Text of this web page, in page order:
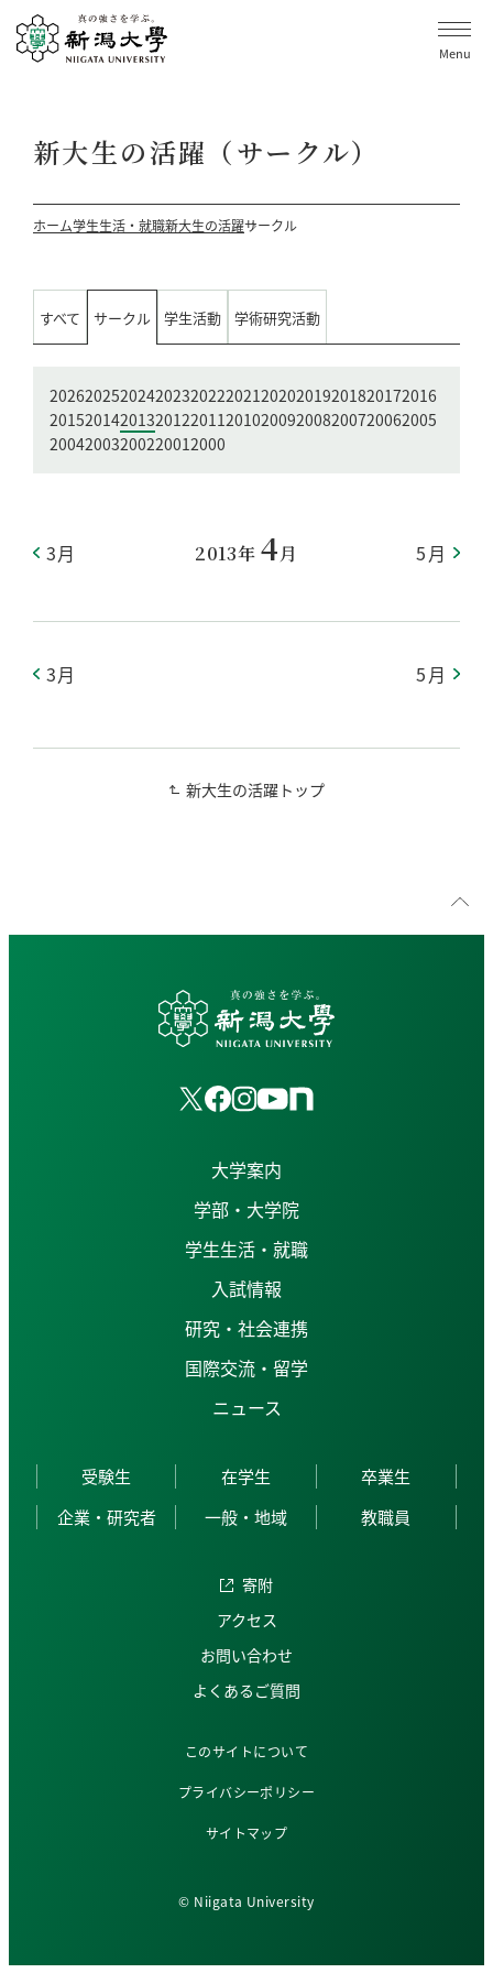
Menu
新大生の活躍（サークル）
ホーム学生生活・就職新大生の活躍サークル
すべて サークル 学生活動 学術研究活動
20262025202420232022202120202019201820172016
20152014201320122011201020092008200720062005
20042003200220012000
2013年 4月
3月 5月
3月 5月
新大生の活躍トップ
大学案内
学部・大学院
学生生活・就職
入試情報
研究・社会連携
国際交流・留学
ニュース
受験生 在学生
卒業生
企業・研究者
一般・地域 教職員
寄附
アクセス
お問い合わせ
よくあるご質問
このサイトについて
プライバシーポリシー
サイトマップ
© Niigata University